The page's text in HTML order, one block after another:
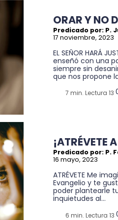
ORAR Y NO
Predicado por: P.
17 noviembre, 2023
EL SEÑOR HARÁ
enseñó con una
siempre sin
que nos propone
7 min. Lectura 13
¡ATRÉVETE
Predicado por: P.
16 mayo, 2023
ATRÉVETE Me
Evangelio y te
poder plantearle
inquietudes al...
6 min. Lectura 13